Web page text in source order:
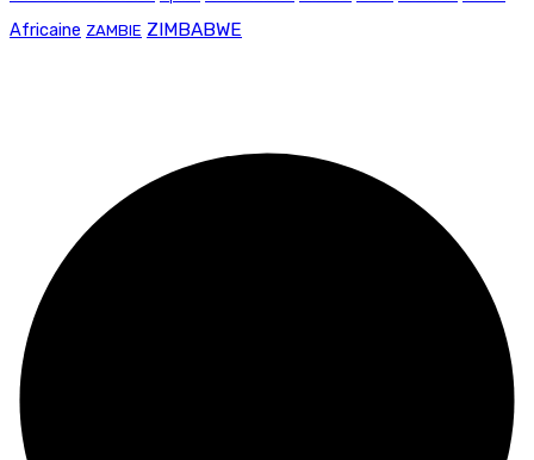
Africaine ZAMBIE ZIMBABWE